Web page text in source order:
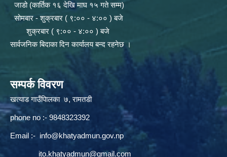
जाडो (कार्तिक १६ देखि माघ १५ गते सम्म)
सोमबार - शुक्रबार ( ९:०० - ४:०० ) बजे
शुक्रबार ( ९:०० - ४:०० ) बजे
सार्वजनिक बिदाका दिन कार्यालय बन्द रहनेछ ।
सम्पर्क विवरण
खत्याड गाउँपािलका ७, रामतडी
phone no :- 9848323392
Email :- info@khatyadmun.gov.np
ito.khatyadmun@gmail.com